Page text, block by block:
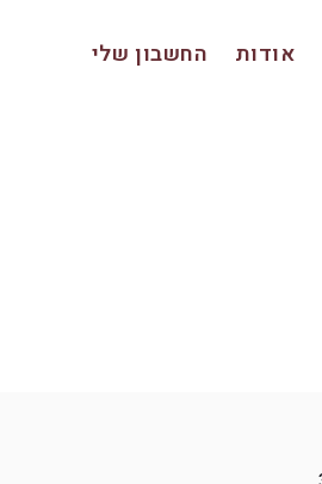
אודות החשבון שלי